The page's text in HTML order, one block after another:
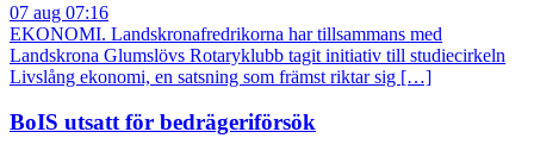
07 aug 07:16
EKONOMI. Landskronafredrikorna har tillsammans med
Landskrona Glumslövs Rotaryklubb tagit initiativ till studiecirkeln
Livslång ekonomi, en satsning som främst riktar sig […]
BoIS utsatt för bedrägeriförsök